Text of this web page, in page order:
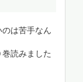
は苦手なん
読みました